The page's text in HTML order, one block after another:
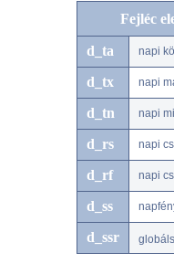
Fejléc
d_ta napi
d_tx napi
d_tn napi
d_rs napi
d_rf napi
d_ss
d_ssr